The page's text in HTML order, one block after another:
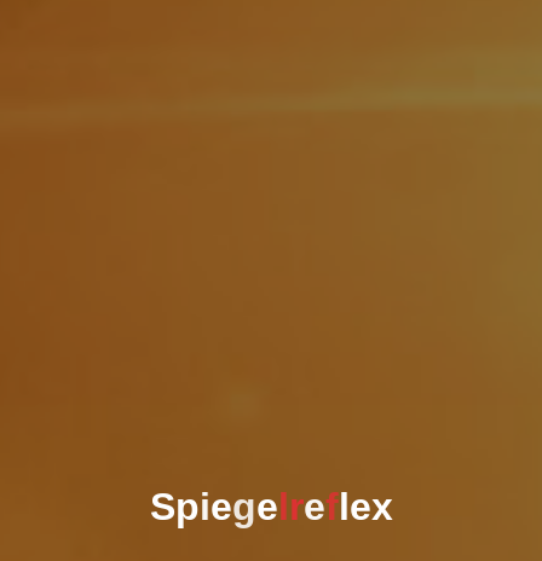
Spiegelreflex